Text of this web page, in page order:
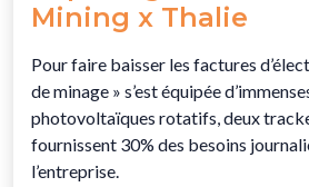
Mining x Thalie
Pour faire baisser les factures
de minage » s’est équipée
photovoltaïques rotatifs, deux
fournissent 30% des besoins
l’entreprise.